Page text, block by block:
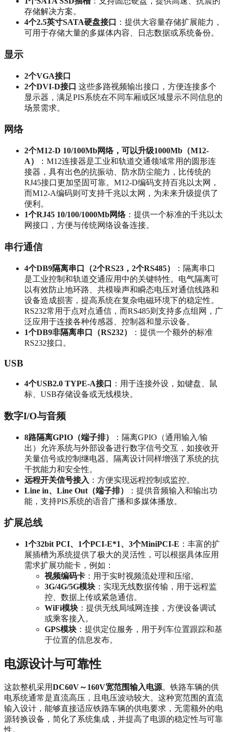
存储解决方案。
4个2.5英寸SATA硬盘接口
：提供大容量存储扩展能力，
可用于存储大量的多媒体内容、日志数据或系统备份。
显示
2个VGA接口
2个DVI-D接口 这些多路视频输出接口，方便连接多个
显示器，满足PIS系统在不同车厢或区域显示不同信息的
场景需求。
网络
2个M12-D 10/100Mb网络，可以升级1000Mb（M12-
A）
：M12连接器是工业和轨道交通领域常用的圆形连
接器，具有出色的抗振动、防水防尘能力，比传统的
RJ45接口更加坚固可靠。M12-D编码支持百兆以太网，
而M12-A编码则可支持千兆以太网，为未来升级提供了
便利。
1个RJ45 10/100/1000Mb网络：提供一个标准的千兆以太
网接口，方便与传统网络设备连接。
串行通信
4个DB9隔离串口（2个RS23，2个RS485）
：隔离串口
是工业控制和轨道交通应用中的关键特性。电气隔离可
以有效防止地环路、共模噪声和瞬态电压对通信线路和
设备造成损害，提高系统在复杂电磁环境下的稳定性。
RS232常用于点对点通信，而RS485则支持多点组网，广
泛应用于连接各种传感器、控制器和显示设备。
1个DB9非隔离串口（RS232）
：提供一个额外的标准
RS232接口。
USB
4个USB2.0 TYPE-A接口
：用于连接外设，如键盘、鼠
标、USB存储设备或无线模块。
数字I/O与音频
8路隔离GPIO（端子排）
：隔离GPIO（通用输入/输
出）允许系统与外部设备进行数字信号交互，如接收开
关量信号或控制继电器。隔离设计同样增强了系统的抗
干扰能力和安全性。
远程开关信号接入 ：方便实现远程控制或监控。
Line in、Line Out（端子排）
：提供音频输入和输出功
能，支持PIS系统的语音广播和多媒体播放。
扩展总线
1个32bit PCI、1个PCI-E*1、3个MiniPCI-E ：丰富的扩
展插槽为系统提供了极大的灵活性，可以根据具体应用
需求扩展功能卡，例如：
视频编码卡 ：用于实时视频流处理和压缩。
3G/4G/5G模块 ：实现无线数据传输，用于远程监
控、数据上传或紧急通信。
WiFi模块 ：提供无线局域网连接，方便设备调试
或乘客接入。
GPS模块 ：提供定位服务，用于列车位置跟踪和基
于位置的信息发布。
电源设计与可靠性
这款整机采用DC60V～160V宽范围输入电源。铁路车辆的供
电系统通常是直流高压，且电压波动较大。这种宽范围的直流
输入设计，能够直接适应铁路车辆的供电要求，无需额外的电
源转换设备，简化了系统集成，并提高了电源的稳定性与可靠
性。